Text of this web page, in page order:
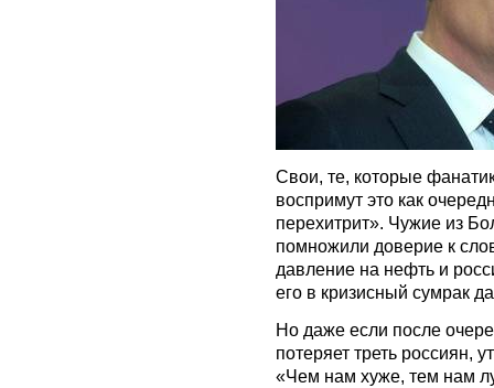
Свои, те, которые
воспримут это как
перехитрит». Чужие из
помножили доверие к
давление на нефть и
его в кризисный сумрак
Но даже если после
потеряет треть россиян,
«Чем нам хуже, тем нам